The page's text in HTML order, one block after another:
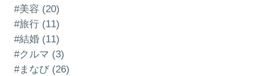
#美容 (20)
#旅行 (11)
#結婚 (11)
#クルマ (3)
#まなび (26)